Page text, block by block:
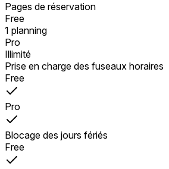
Pages de réservation
Free
1 planning
Pro
Illimité
Prise en charge des fuseaux horaires
Free
Pro
Blocage des jours fériés
Free